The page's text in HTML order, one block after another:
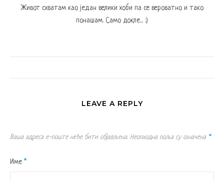
Живот схватам као један велики хоби па се вероватно и тако
понашам. Само докле... :)
LEAVE A REPLY
Ваша адреса е-поште неће бити објављена. Неопходна поља су означена *
Име *